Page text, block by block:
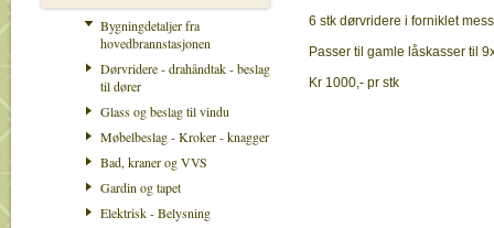
Bygningdetaljer fra
hovedbrannstasjonen
Dørvridere - drahåndtak - beslag
til dører
Glass og beslag til vindu
Møbelbeslag - Kroker - knagger
Bad, kraner og VVS
Gardin og tapet
Elektrisk - Belysning
6 stk dørvridere i forniklet
Passer til gamle låskasser til
Kr 1000,- pr stk